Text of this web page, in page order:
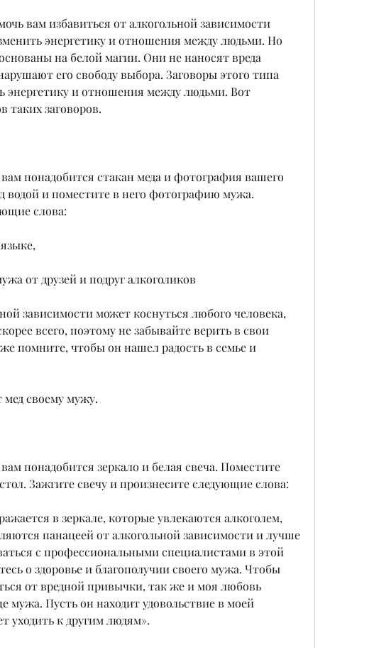
вам избавиться от алкогольной зависимости
энергетику и отношения между людьми. Но
на белой магии. Они не наносят вреда
его свободу выбора. Заговоры этого типа
энергетику и отношения между людьми. Вот
таких заговоров.
вам понадобится стакан меда и фотография вашего
водой и поместите в него фотографию мужа.
слова:
от друзей и подруг алкоголиков
зависимости может коснуться любого человека,
всего, поэтому не забывайте верить в свои
помните, чтобы он нашел радость в семье и
мед своему мужу.
вам понадобится зеркало и белая свеча. Поместите
Зажгите свечу и произнесите следующие слова:
в зеркале, которые увлекаются алкоголем,
панацеей от алкогольной зависимости и лучше
с профессиональными специалистами в этой
о здоровье и благополучии своего мужа. Чтобы
от вредной привычки, так же и моя любовь
мужа. Пусть он находит удовольствие в моей
уходить к другим людям».